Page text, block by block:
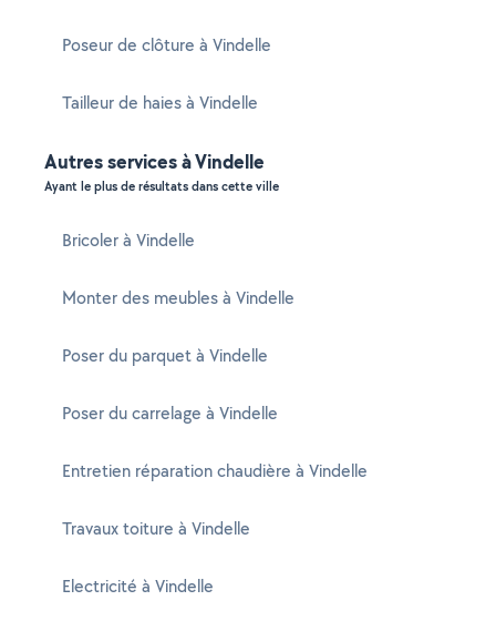
Poseur de clôture à Vindelle
Tailleur de haies à Vindelle
Autres services à Vindelle
Ayant le plus de résultats dans cette ville
Bricoler à Vindelle
Monter des meubles à Vindelle
Poser du parquet à Vindelle
Poser du carrelage à Vindelle
Entretien réparation chaudière à Vindelle
Travaux toiture à Vindelle
Electricité à Vindelle